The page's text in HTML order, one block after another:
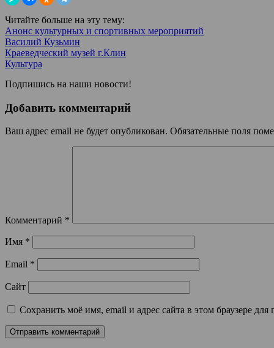
Читайте больше на эту тему:
Анонс культурных и спортивных мероприятий
Василий Кузьмин
Краеведческий музей г.Клин
Культура
Подпишись на наши новости!
Добавить комментарий
Ваш адрес email не будет опубликован. Обязательные поля
Комментарий *
Имя *
Email *
Сайт
Сохранить моё имя, email и адрес сайта в этом браузере